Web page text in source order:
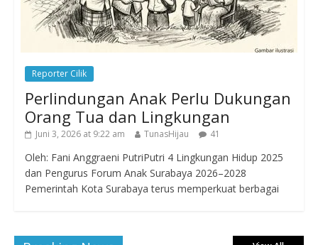
Reporter Cilik
Perlindungan Anak Perlu Dukungan
Orang Tua dan Lingkungan
Juni 3, 2026 at 9:22 am TunasHijau 41
Oleh: Fani Anggraeni PutriPutri 4 Lingkungan Hidup 2025
dan Pengurus Forum Anak Surabaya 2026–2028
Pemerintah Kota Surabaya terus memperkuat berbagai